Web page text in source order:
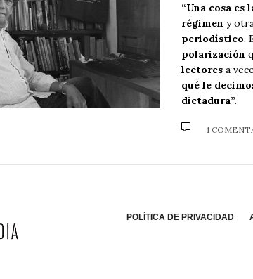
“Una cosa es
régimen y
periodístico.
polarización
lectores a
qué le
dictadura”.
1
POLÍTICA DE PRIVACIDAD